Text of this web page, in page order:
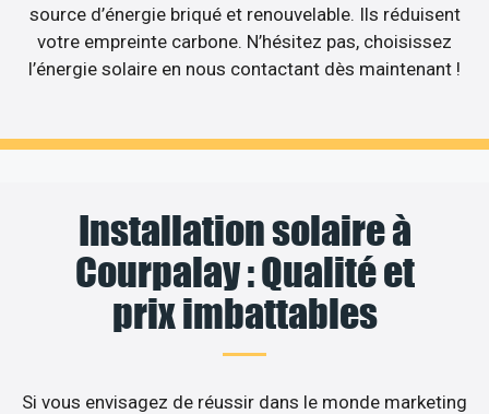
source d’énergie briqué et renouvelable. Ils réduisent
votre empreinte carbone. N’hésitez pas, choisissez
l’énergie solaire en nous contactant dès maintenant !
Installation solaire à
Courpalay : Qualité et
prix imbattables
Si vous envisagez de réussir dans le monde marketing